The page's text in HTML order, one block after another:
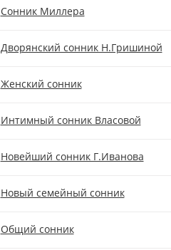
Cонник Миллера
Дворянский сонник Н.Гришиной
Женский сонник
Интимный сонник Власовой
Новейший сонник Г.Иванова
Новый семейный сонник
Общий сонник